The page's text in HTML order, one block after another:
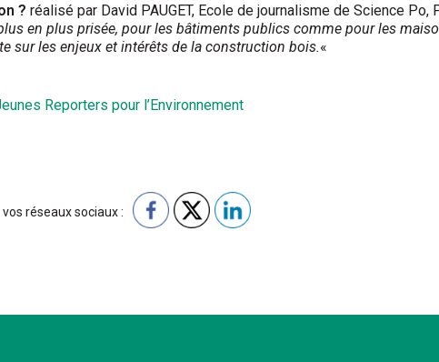
? réalisé par David PAUGET, Ecole de journalisme de Science Po,
en plus prisée, pour les bâtiments publics comme pour les
sur les enjeux et intérêts de la construction bois.«
Reporters pour l’Environnement
réseaux sociaux :